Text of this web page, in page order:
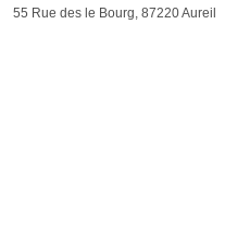
55 Rue des le Bourg, 87220 Aureil